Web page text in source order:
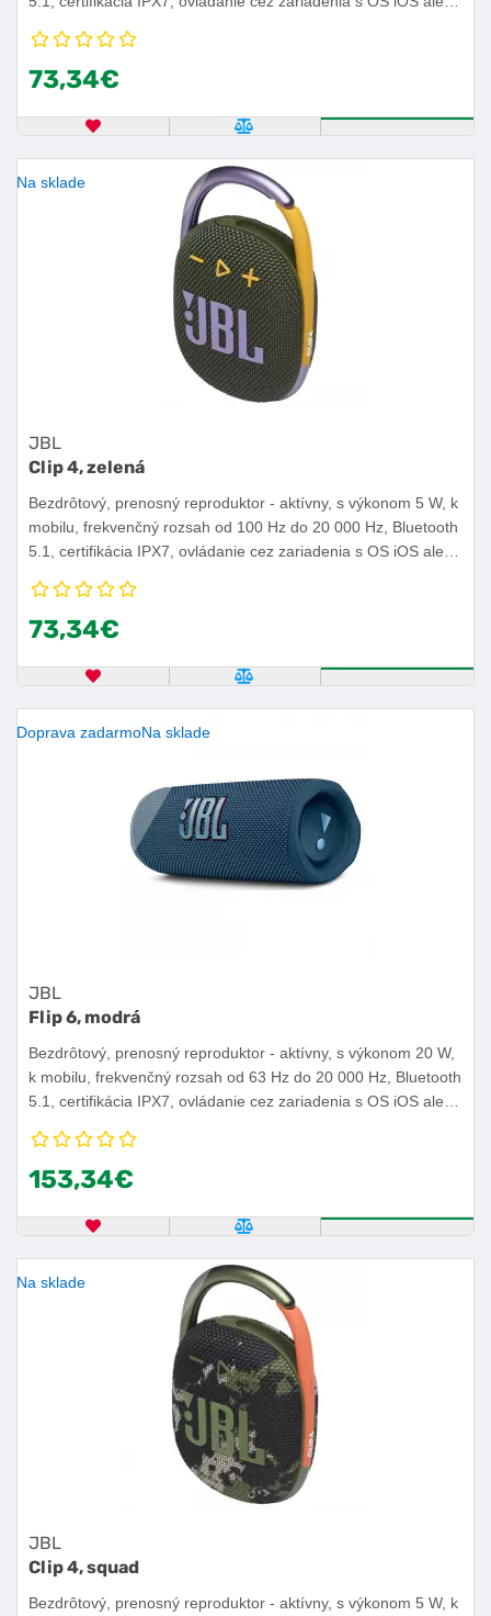
73,34€
OBĽÚBENÝ PRODUKT POROVNAŤ PRODUKT
Na sklade
JBL
Clip 4, zelená
Bezdrôtový, prenosný reproduktor - aktívny, s výkonom 5 W, k
mobilu, frekvenčný rozsah od 100 Hz do 20 000 Hz, Bluetooth
5.1, certifikácia IPX7, ovládanie cez zariadenia s OS iOS alebo
73,34€
OBĽÚBENÝ PRODUKT POROVNAŤ PRODUKT
Doprava zadarmoNa sklade
JBL
Flip 6, modrá
Bezdrôtový, prenosný reproduktor - aktívny, s výkonom 20 W,
k mobilu, frekvenčný rozsah od 63 Hz do 20 000 Hz, Bluetooth
5.1, certifikácia IPX7, ovládanie cez zariadenia s OS iOS alebo
153,34€
OBĽÚBENÝ PRODUKT POROVNAŤ PRODUKT
Na sklade
JBL
Clip 4, squad
Bezdrôtový, prenosný reproduktor - aktívny, s výkonom 5 W, k